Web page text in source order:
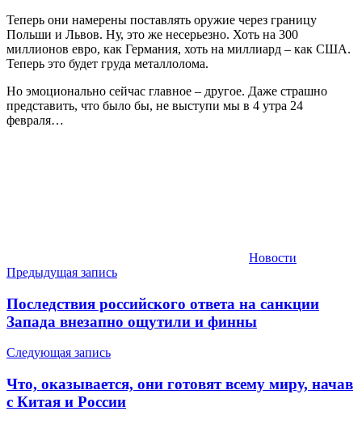
Теперь они намерены поставлять оружие через границу
Польши и Львов. Ну, это же несерьезно. Хоть на 300
миллионов евро, как Германия, хоть на миллиард – как США.
Теперь это будет груда металлолома.
Но эмоционально сейчас главное – другое. Даже страшно
представить, что было бы, не выступи мы в 4 утра 24
февраля…
Новости
Навигация
по
записям
Предыдущая запись
Последствия российского ответа на санкции
Запада внезапно ощутили и финны
Следующая запись
Что, оказывается, они готовят всему миру, начав
с Китая и России